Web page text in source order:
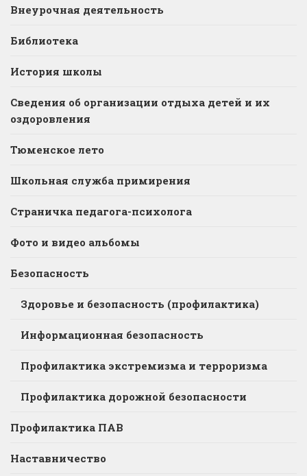
Внеурочная деятельность
Библиотека
История школы
Сведения об организации отдыха детей и их
оздоровления
Тюменское лето
Школьная служба примирения
Страничка педагога-психолога
Фото и видео альбомы
Безопасность
Здоровье и безопасность (профилактика)
Информационная безопасность
Профилактика экстремизма и терроризма
Профилактика дорожной безопасности
Профилактика ПАВ
Наставничество